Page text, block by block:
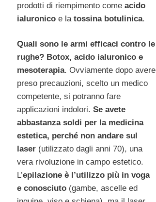
prodotti di riempimento come acido
ialuronicoe la tossina botulinica.
Quali sono le armi efficaci contro le
rughe? Botox, acido ialuronico e
mesoterapia. Ovviamente dopo avere
preso precauzioni, scelto un medico
competente, si potranno fare
applicazioni indolori. Se avete
abbastanza soldi per la medicina
estetica, perché non andare sul
laser(utilizzato dagli anni 70), una
vera rivoluzione in campo estetico.
L’epilazione è l’utilizzo più in voga
e conosciuto(gambe, ascelle ed